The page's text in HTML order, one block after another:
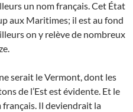
un nom français. Cet État
aux Maritimes; il est au fond
on y relève de nombreux
serait le Vermont, dont les
de l’Est est évidente. Et le
Il deviendrait la